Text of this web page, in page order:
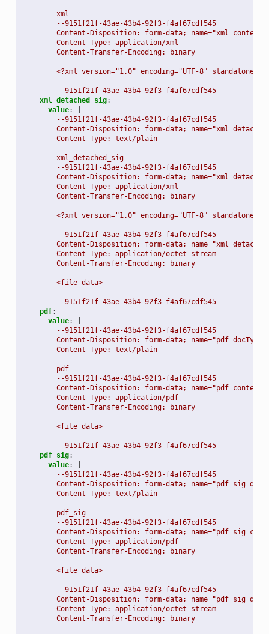
xml
--9151f21f-43ae-43b4-92f3-f4af67cdf545
Content-Disposition: form-data;
Content-Type: application/xml
Content-Transfer-Encoding: binary
<?xml version="1.0" encoding="UTF-8"
--9151f21f-43ae-43b4-92f3-f4af67cdf545--
xml_detached_sig:
value:
--9151f21f-43ae-43b4-92f3-f4af67cdf545
Content-Disposition: form-data;
Content-Type: text/plain
xml_detached_sig
--9151f21f-43ae-43b4-92f3-f4af67cdf545
Content-Disposition: form-data;
Content-Type: application/xml
Content-Transfer-Encoding: binary
<?xml version="1.0" encoding="UTF-8"
--9151f21f-43ae-43b4-92f3-f4af67cdf545
Content-Disposition: form-data;
Content-Type: application/octet-stream
Content-Transfer-Encoding: binary
<file data>
--9151f21f-43ae-43b4-92f3-f4af67cdf545--
pdf:
value:
--9151f21f-43ae-43b4-92f3-f4af67cdf545
Content-Disposition: form-data; name="pdf_docType"
Content-Type: text/plain
pdf
--9151f21f-43ae-43b4-92f3-f4af67cdf545
Content-Disposition: form-data;
Content-Type: application/pdf
Content-Transfer-Encoding: binary
<file data>
--9151f21f-43ae-43b4-92f3-f4af67cdf545--
pdf_sig:
value:
--9151f21f-43ae-43b4-92f3-f4af67cdf545
Content-Disposition: form-data;
Content-Type: text/plain
pdf_sig
--9151f21f-43ae-43b4-92f3-f4af67cdf545
Content-Disposition: form-data;
Content-Type: application/pdf
Content-Transfer-Encoding: binary
<file data>
--9151f21f-43ae-43b4-92f3-f4af67cdf545
Content-Disposition: form-data;
Content-Type: application/octet-stream
Content-Transfer-Encoding: binary